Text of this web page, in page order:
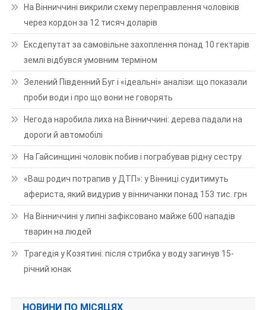
На Вінниччині викрили схему переправлення чоловіків
через кордон за 12 тисяч доларів
Ексдепутат за самовільне захоплення понад 10 гектарів
землі відбувся умовним терміном
Зелений Південний Буг і «ідеальні» аналізи: що показали
проби води і про що вони не говорять
Негода наробила лиха на Вінниччині: дерева падали на
дороги й автомобілі
На Гайсинщині чоловік побив і пограбував рідну сестру
«Ваш родич потрапив у ДТП»: у Вінниці судитимуть
афериста, який видурив у вінничанки понад 153 тис. грн
На Вінниччині у липні зафіксовано майже 600 нападів
тварин на людей
Трагедія у Козятині: після стрибка у воду загинув 15-
річний юнак
НОВИНИ ПО МІСЯЦЯХ